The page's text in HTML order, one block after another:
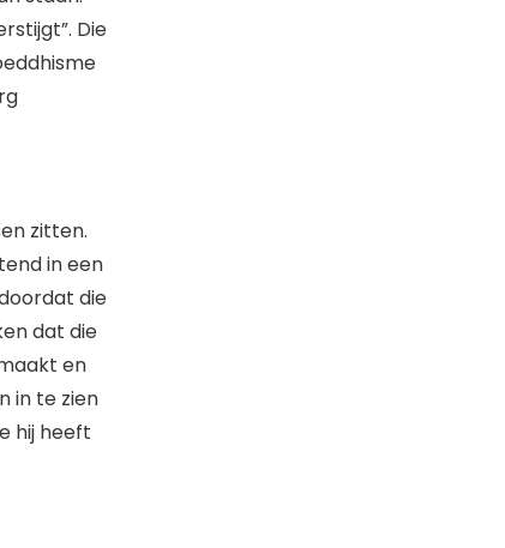
Die
zitten.
in een
die
dat die
en
in te zien
hij heeft